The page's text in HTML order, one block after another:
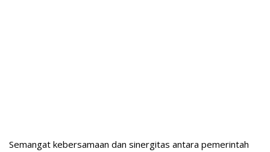
Semangat kebersamaan dan sinergitas antara pemerintah